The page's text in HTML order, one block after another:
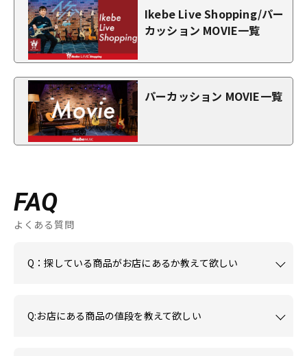
Ikebe Live Shopping/パー
カッション MOVIE一覧
パーカッション MOVIE一覧
FAQ
よくある質問
Q：探している商品がお店にあるか教えて欲しい
Q:お店にある商品の値段を教えて欲しい